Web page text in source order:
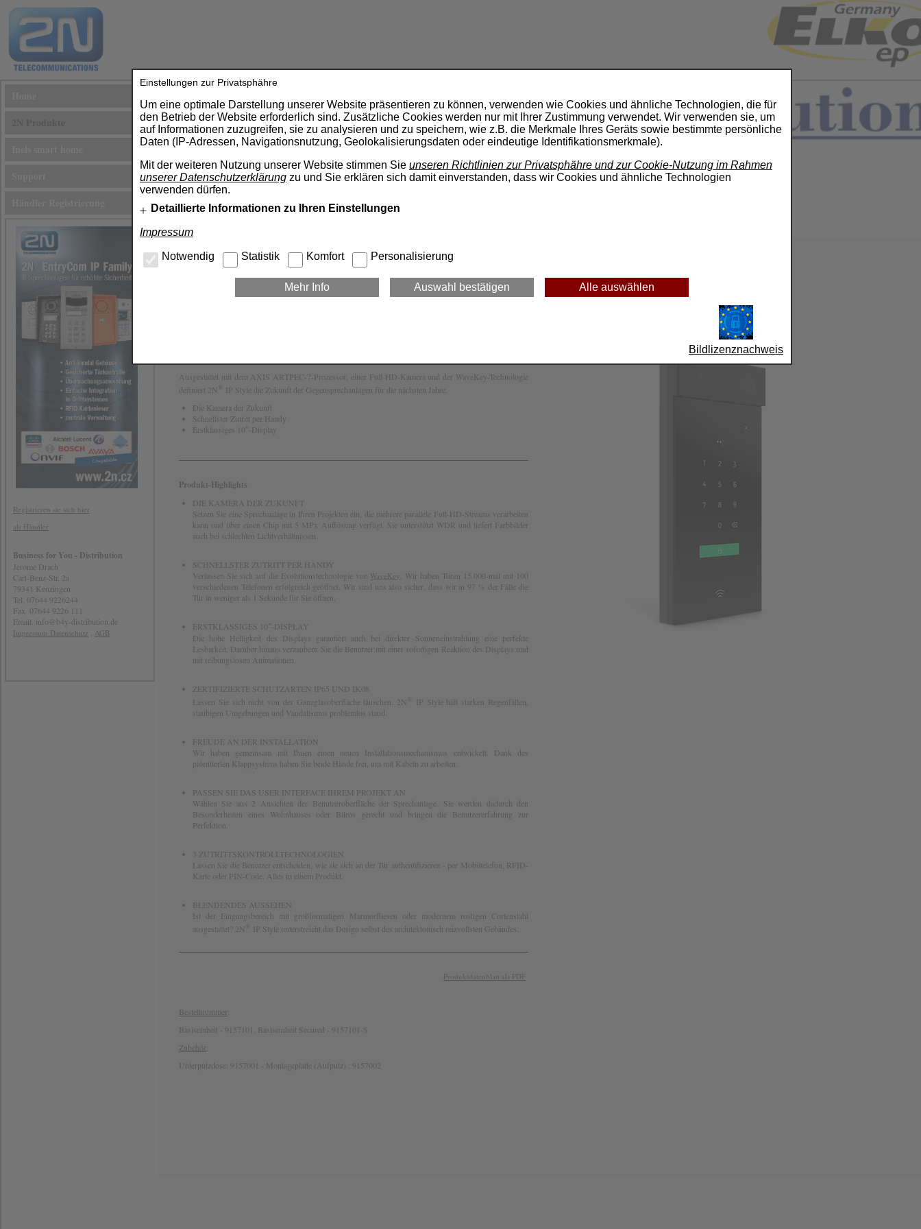
Registrieren sie sich hier
als Händler
Business for You - Distribution
Jerome Drach
Carl-Benz-Str. 2a
79341 Kenzingen
Tel. 07644 9226244
Fax. 07644 9226 111
Email. info@b4y-distribution.de
Impressum Datenschutz AGB
2N® IP Style
Ausgestattet mit dem AXIS ARTPEC-7-Prozessor, einer Full-HD-Kamera und der WaveKey-Technologie
definiert 2N
IP Style die Zukunft der Gegensprechanlagen für die nächsten Jahre.
Die Kamera der Zukunft
Schnellster Zutritt per Handy
Erstklassiges 10″-Display
Produkt-Highlights
DIE KAMERA DER ZUKUNFT
Setzen Sie eine Sprechanlage in Ihren Projekten ein, die mehrere parallele Full-HD-Streams verarbeiten
kann und über einen Chip mit 5 MPx Auflösung verfügt. Sie unterstützt WDR und liefert Farbbilder
auch bei schlechten Lichtverhältnissen.
SCHNELLSTER ZUTRITT PER HANDY
Verlassen Sie sich auf die Evolutionstechnologie von WaveKey
. Wir haben Türen 15.000-mal mit 100
verschiedenen Telefonen erfolgreich geöffnet. Wir sind uns also sicher, dass wir in 97 % der Fälle die
Tür in weniger als 1 Sekunde für Sie öffnen.
ERSTKLASSIGES 10″-DISPLAY
Die hohe Helligkeit des Displays garantiert auch bei direkter Sonneneinstrahlung eine perfekte
Lesbarkeit. Darüber hinaus verzaubern Sie die Benutzer mit einer sofortigen Reaktion des Displays und
mit reibungslosen Animationen.
ZERTIFIZIERTE SCHUTZARTEN IP65 UND IK08
Lassen Sie sich nicht von der Ganzglasoberfläche täuschen. 2N
IP Style hält starken Regenfällen,
staubigen Umgebungen und Vandalismus problemlos stand.
FREUDE AN DER INSTALLATION
Wir haben gemeinsam mit Ihnen einen neuen Installationsmechanismus entwickelt. Dank des
patentierten Klappsystems haben Sie beide Hände frei, um mit Kabeln zu arbeiten.
PASSEN SIE DAS USER INTERFACE IHREM PROJEKT AN
Wählen Sie aus 2 Ansichten der Benutzeroberfläche der Sprechanlage. Sie werden dadurch den
Besonderheiten eines Wohnhauses oder Büros gerecht und bringen die Benutzererfahrung zur
Perfektion.
3 ZUTRITTSKONTROLLTECHNOLOGIEN
Lassen Sie die Benutzer entscheiden, wie sie sich an der Tür authentifizieren - per Mobiltelefon, RFID-
Karte oder PIN-Code. Alles in einem Produkt.
BLENDENDES AUSSEHEN
Ist der Eingangsbereich mit großformatigen Marmorfliesen oder modernem rostigen Cortenstahl
ausgestattet? 2N
IP Style unterstreicht das Design selbst des architektonisch reizvollsten Gebäudes.
Produktdatenblatt als PDF
Bestellnummer:
Basiseinheit - 9157101, Basiseinheit Secured - 9157101-S
Zubehör:
Unterputzdose: 9157001 - Montageplatte (Aufputz) : 9157002
Einstellungen zur Privatsphähre
Um eine optimale Darstellung unserer Website präsentieren zu können, verwenden wie Cookies und ähnliche Technologien, die für
den Betrieb der Website erforderlich sind. Zusätzliche Cookies werden nur mit Ihrer Zustimmung verwendet. Wir verwenden sie, um
auf Informationen zuzugreifen, sie zu analysieren und zu speichern, wie z.B. die Merkmale Ihres Geräts sowie bestimmte persönliche
Daten (IP-Adressen, Navigationsnutzung, Geolokalisierungsdaten oder eindeutige Identifikationsmerkmale).
Mit der weiteren Nutzung unserer Website stimmen Sie unseren Richtlinien zur Privatsphähre und zur Cookie-Nutzung im Rahmen
unserer Datenschutzerklärung zu und Sie erklären sich damit einverstanden, dass wir Cookies und ähnliche Technologien
verwenden dürfen.
Detaillierte Informationen zu Ihren Einstellungen
Impressum
Notwendig Statistik Komfort Personalisierung
Mehr Info Auswahl bestätigen Alle auswählen
Bildlizenznachweis